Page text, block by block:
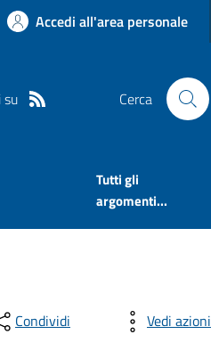
Accedi all'area personale
su Cerca
Tutti gli
argomenti...
Condividi Vedi azioni